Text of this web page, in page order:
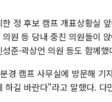
정 후보 캠프 개표상황실 앞
의원 등 당내 중진 의원들이
성준·곽상언 의원 등도 함께했
경 캠프 사무실에 방문해
하길 바란다"라고 말했다.